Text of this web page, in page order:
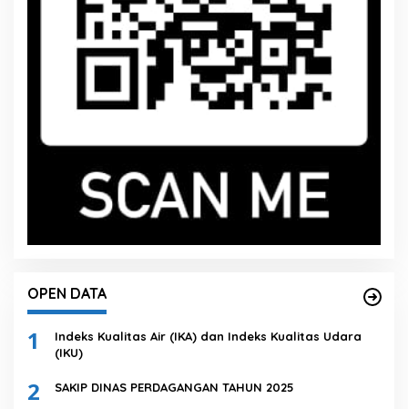
OPEN DATA
1
Indeks Kualitas Air (IKA) dan Indeks Kualitas Udara
(IKU)
2 SAKIP DINAS PERDAGANGAN TAHUN 2025